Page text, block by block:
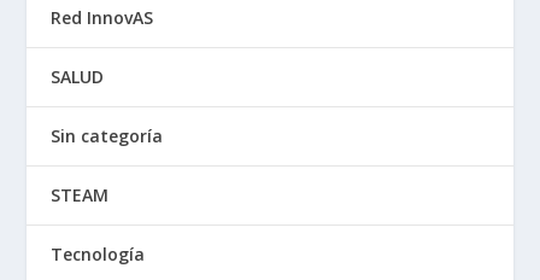
Red InnovAS
SALUD
Sin categoría
STEAM
Tecnología